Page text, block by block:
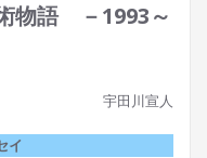
物語 －1993～
宇田川宣人
イ